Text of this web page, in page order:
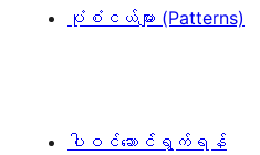
ပုံစံငယ်များ (Patterns)
ပါဝင်ဆောင်ရွက်ရန်